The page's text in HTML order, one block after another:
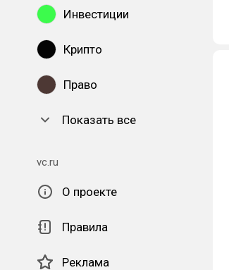
Инвестиции
Крипто
Право
Показать все
vc.ru
О проекте
Правила
Реклама